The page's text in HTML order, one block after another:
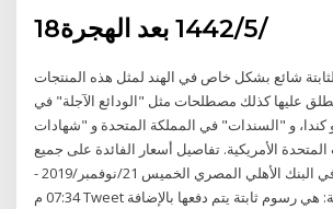
18‏‏/5‏‏/1442 بعد الهجرة
شائع بشكل خاص في الهند لمثل هذه المنتجات
يطلق عليها كذلك مصطلحات مثل "الودائع الآجلة" في
و كندا، و "السندات" في المملكة المتحدة و "شهادات
المتحدة الأمريكية. تفاصيل أسعار الفائدة على جميع
الودائع والشهادات في البنك الأهلي المصري الخميس 21/نوفمبر/2019 -
07:34 م Tweet معدل الفائدة الثابتة: هي رسوم ثابتة يتم دفعها بالإضافة